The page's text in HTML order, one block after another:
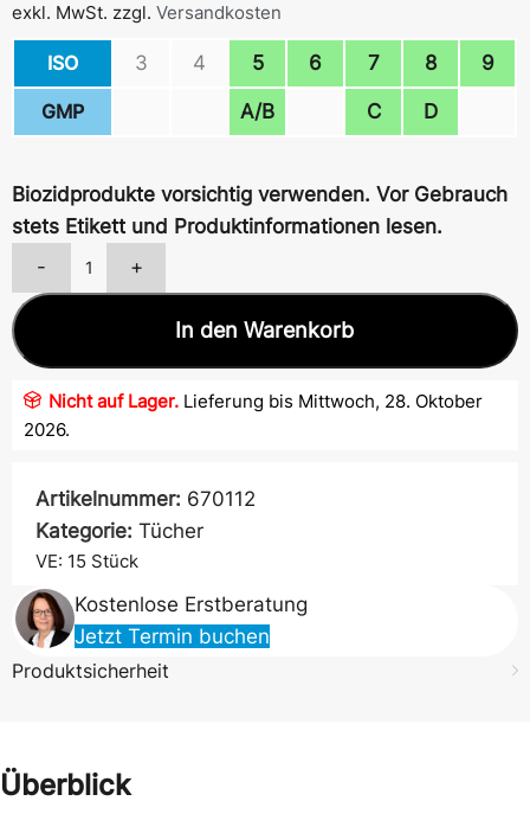
exkl. MwSt. zzgl. Versandkosten
ISO 3 4 5 6 7 8 9
GMP A/B C D
Biozidprodukte vorsichtig verwenden. Vor Gebrauch
stets Etikett und Produktinformationen lesen.
-
+
In den Warenkorb
Nicht auf Lager. Lieferung bis Mittwoch, 28. Oktober
2026.
Artikelnummer: 670112
Kategorie: Tücher
VE: 15 Stück
Kostenlose Erstberatung
Jetzt Termin buchen
Produktsicherheit
Überblick